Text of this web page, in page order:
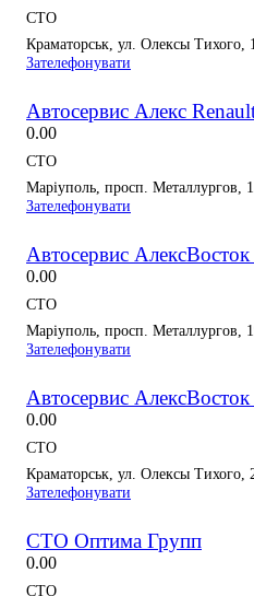
СТО
Краматорськ, ул. Олексы Тихого,
Зателефонувати
Автосервис Алекс
0.00
СТО
Маріуполь, просп. Металлургов,
Зателефонувати
Автосервис
0.00
СТО
Маріуполь, просп. Металлургов,
Зателефонувати
Автосервис
0.00
СТО
Краматорськ, ул. Олексы Тихого,
Зателефонувати
СТО Оптима Групп
0.00
СТО